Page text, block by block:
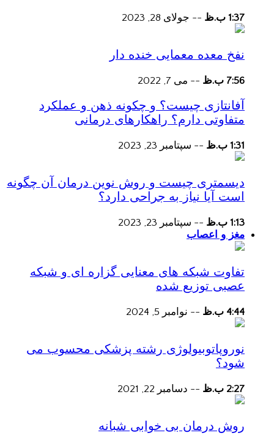
1:37 ب.ظ -- جولای 28, 2023
نفخ معده معمایی خنده دار
7:56 ب.ظ -- می 7, 2022
آفانتازی چیست؟ و چکونه ذهن و عملکرد
متفاوتی دارم؟ راهکارهای درمانی
1:31 ب.ظ -- سپتامبر 23, 2023
دیسمتری چیست و روش نوین درمان آن چگونه
است آیا نیاز به جراحی دارد؟
1:13 ب.ظ -- سپتامبر 23, 2023
مغز و اعصاب
تفاوت شبکه های معنایی گزاره ای و شبکه
عصبی توزیع شده
4:44 ب.ظ -- نوامبر 5, 2024
نوروپاتوبیولوژی رشته پزشکی محسوب می
شود؟
2:27 ب.ظ -- دسامبر 22, 2021
روش درمان بی خوابی شبانه